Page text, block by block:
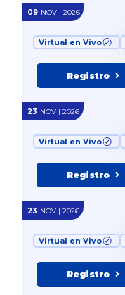
09 NOV | 2026
Virtual en Vivo
Registro
23 NOV | 2026
Virtual en Vivo
Registro
23 NOV | 2026
Virtual en Vivo
Registro